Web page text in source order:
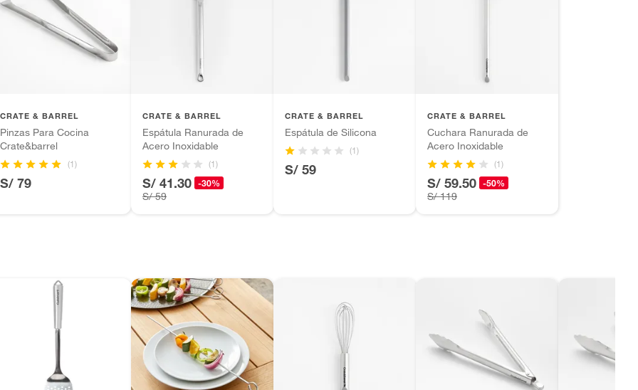
productos para asfalto.
tecnología, línea blanca, colchones, muebles,
suplementos alimenticios, vitaminas.
CRATE & BARREL
Pinzas Para Cocina
Crate&barrel
(1)
S/ 79
CRATE & BARREL
Espátula Ranurada de
Acero Inoxidable
(1)
S/ 41.30 -30%
S/ 59
CRATE & BARREL
Espátula de Silicona
(1)
S/ 59
CRATE & BARREL
Cuchara Ranurada de
Acero Inoxidable
(1)
S/ 59.50 -50%
S/ 119